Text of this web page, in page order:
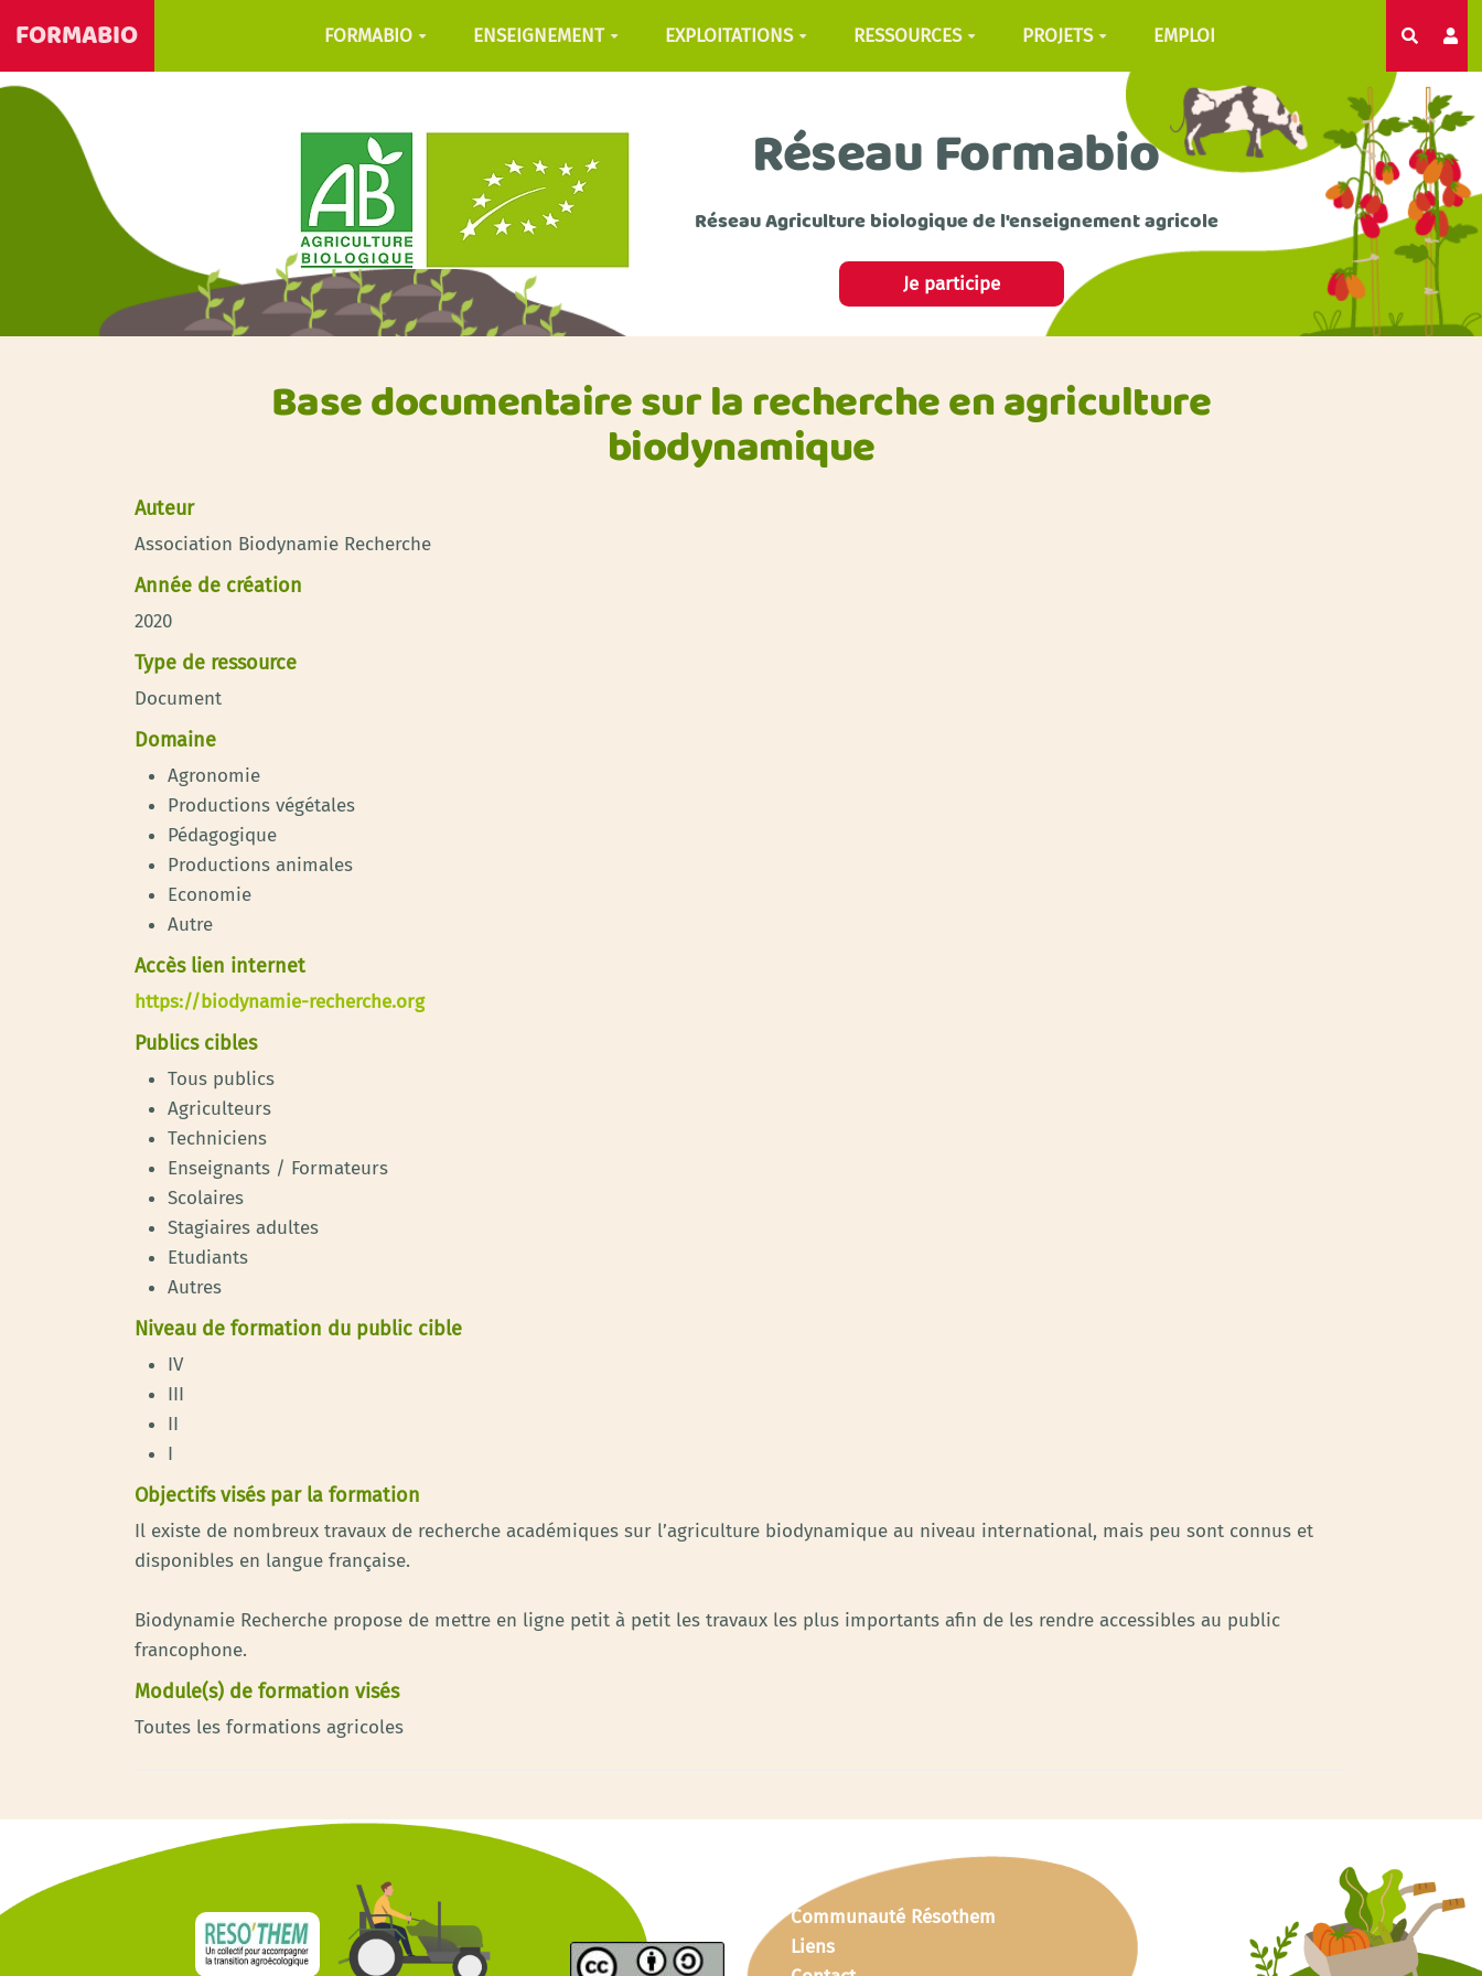
FORMABIO FORMABIO ENSEIGNEMENT EXPLOITATIONS RESSOURCES PROJETS EMPLOI
Réseau Formabio
Réseau Agriculture biologique de l'enseignement agricole
Je participe
Base documentaire sur la recherche en agriculture
biodynamique
Auteur
Association Biodynamie Recherche
Année de création
2020
Type de ressource
Document
Domaine
Agronomie
Productions végétales
Pédagogique
Productions animales
Economie
Autre
Accès lien internet
https://biodynamie-recherche.org
Publics cibles
Tous publics
Agriculteurs
Techniciens
Enseignants / Formateurs
Scolaires
Stagiaires adultes
Etudiants
Autres
Niveau de formation du public cible
IV
III
II
I
Objectifs visés par la formation
Il existe de nombreux travaux de recherche académiques sur l’agriculture biodynamique au niveau international, mais peu sont connus et
disponibles en langue française.
Biodynamie Recherche propose de mettre en ligne petit à petit les travaux les plus importants afin de les rendre accessibles au public
francophone.
Module(s) de formation visés
Toutes les formations agricoles
Communauté Résothem
Liens